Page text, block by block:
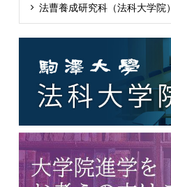
法曹養成研究科（法科大学院）